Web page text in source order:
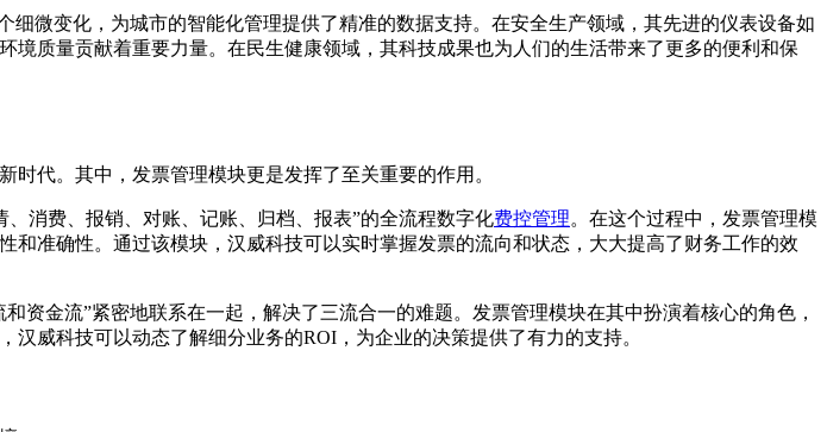
微变化，为城市的智能化管理提供了精准的数据支持。在安全生产领域，其先进的仪表设备如
质量贡献着重要力量。在民生健康领域，其科技成果也为人们的生活带来了更多的便利和保
代。其中，发票管理模块更是发挥了至关重要的作用。
消费、报销、对账、记账、归档、报表”的全流程数字化费控管理。在这个过程中，发票管理模
准确性。通过该模块，汉威科技可以实时掌握发票的流向和状态，大大提高了财务工作的效
金流”紧密地联系在一起，解决了三流合一的难题。发票管理模块在其中扮演着核心的角色，
威科技可以动态了解细分业务的ROI，为企业的决策提供了有力的支持。